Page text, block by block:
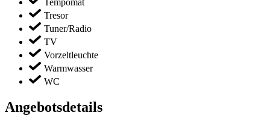
Tempomat
Tresor
Tuner/Radio
TV
Vorzeltleuchte
Warmwasser
WC
Angebotsdetails